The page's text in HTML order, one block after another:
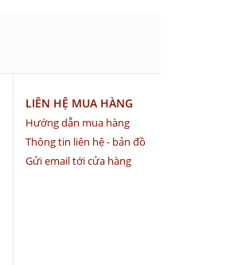
LIÊN HỆ MUA HÀNG
Hướng dẫn mua hàng
Thông tin liên hệ - bản đồ
Gửi email tới cửa hàng